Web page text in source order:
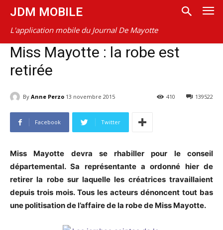
JDM MOBILE
L'application mobile du Journal De Mayotte
Miss Mayotte : la robe est
retirée
By Anne Perzo 13 novembre 2015 139522
410
Facebook Twitter
Miss Mayotte devra se rhabiller pour le conseil
départemental. Sa représentante a ordonné hier de
retirer la robe sur laquelle les créatrices travaillaient
depuis trois mois. Tous les acteurs dénoncent tout bas
une politisation de l’affaire de la robe de Miss Mayotte.